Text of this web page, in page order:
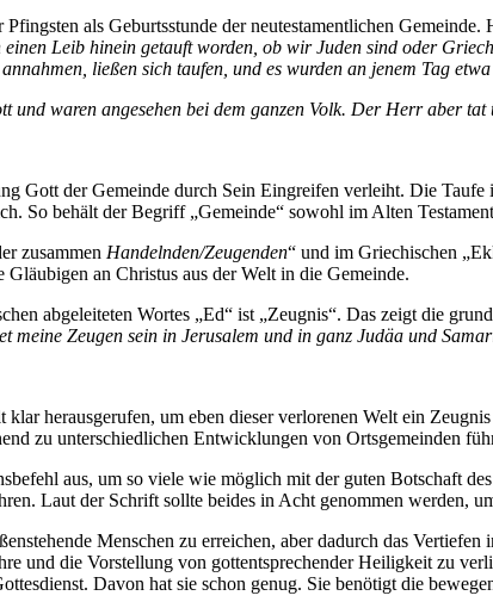
als Geburtsstunde der neutestamentlichen
Leib hinein getauft worden, ob wir Juden sind oder
ließen sich taufen, und es wurden an jenem Tag
und waren angesehen bei dem ganzen Volk. Der Herr aber
Gott der Gemeinde durch Sein Eingreifen verleiht. Die
So behält der Begriff „Gemeinde“ sowohl im Alten
zusammen Handelnden/Zeugenden“ und im Griechischen
an Christus aus der Welt in die Gemeinde.
abgeleiteten Wortes „Ed“ ist „Zeugnis“. Das zeigt die
meine Zeugen sein in Jerusalem und in ganz Judäa und
klar herausgerufen, um eben dieser verlorenen Welt ein
zu unterschiedlichen Entwicklungen von Ortsgemeinden
aus, um so viele wie möglich mit der guten Botschaft
Laut der Schrift sollte beides in Acht genommen werden,
Menschen zu erreichen, aber dadurch das
und die Vorstellung von gottentsprechender Heiligkeit zu
Davon hat sie schon genug. Sie benötigt die